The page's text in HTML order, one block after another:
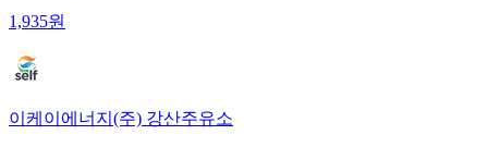
1,935원
이케이에너지(주) 강산주유소